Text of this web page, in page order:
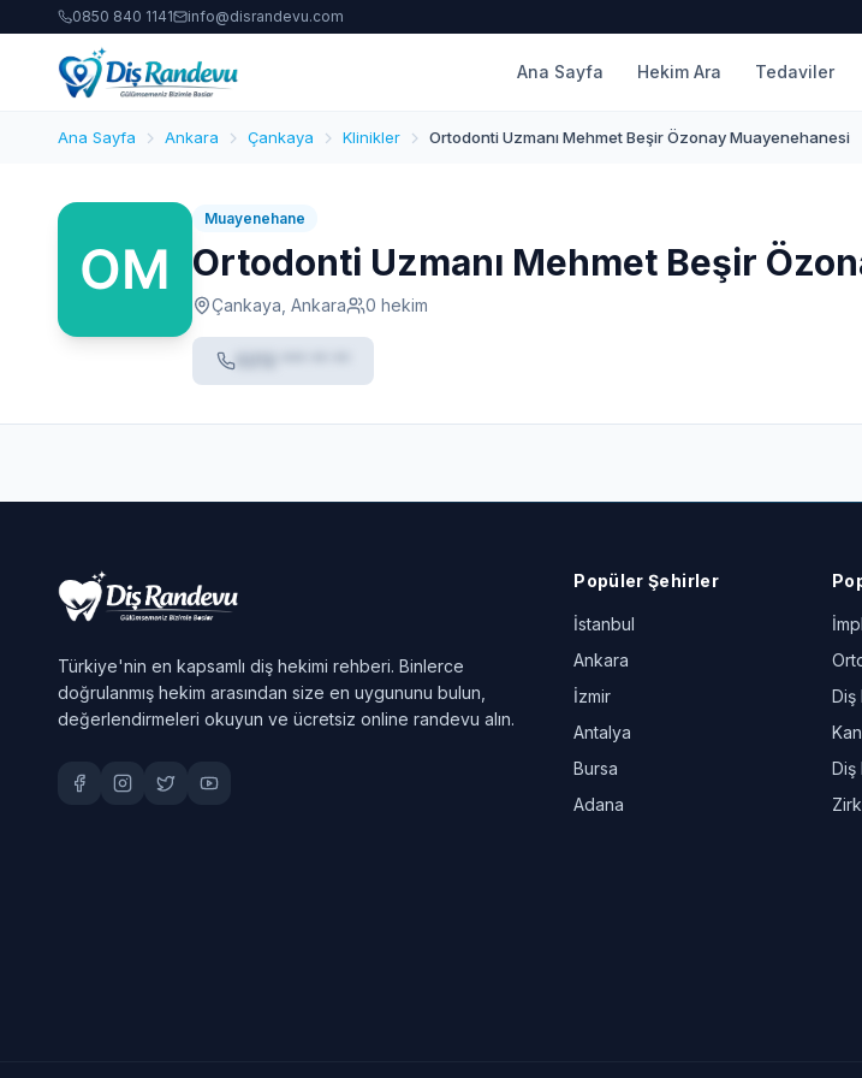
0850 840 1141 info@disrandevu.com
Ana Sayfa Hekim Ara Tedaviler
Ana Sayfa Ankara Çankaya Klinikler Ortodonti Uzmanı Mehmet Beşir Özonay Muayenehanesi
Muayenehane
Ortodonti Uzmanı Mehmet Beşir
Çankaya, Ankara 0 hekim
Türkiye'nin en kapsamlı diş hekimi rehberi. Binlerce
doğrulanmış hekim arasından size en uygununu bulun,
değerlendirmeleri okuyun ve ücretsiz online randevu alın.
Popüler Şehirler
İstanbul
Ankara
İzmir
Antalya
Bursa
Adana
Diş
Diş